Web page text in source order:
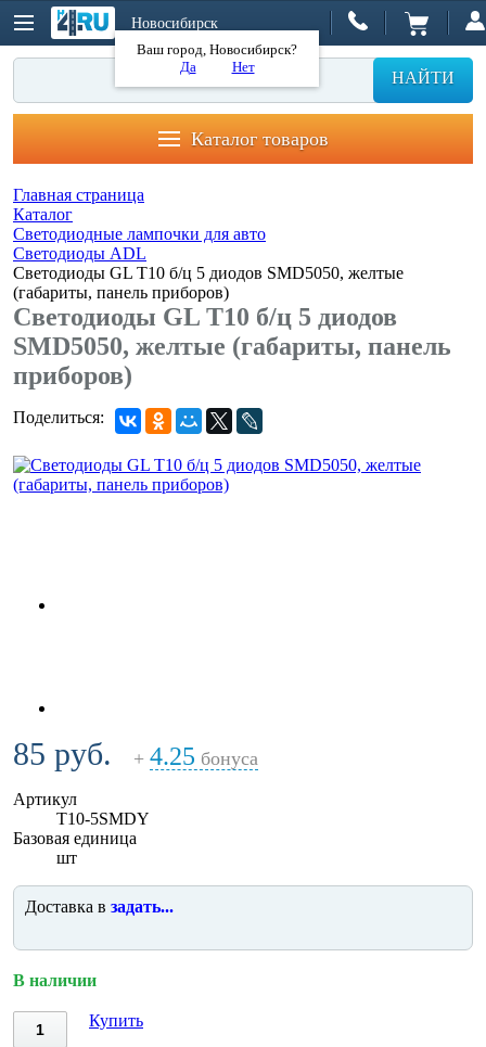
Новосибирск
Ваш город, Новосибирск?
Да
Нет
НАЙТИ
Каталог товаров
Главная страница
Каталог
Светодиодные лампочки для авто
Светодиоды ADL
Светодиоды GL T10 б/ц 5 диодов SMD5050, желтые
(габариты, панель приборов)
Светодиоды GL T10 б/ц 5 диодов
SMD5050, желтые (габариты, панель
приборов)
Поделиться:
85 руб. + 4.25 бонуса
Артикул
T10-5SMDY
Базовая единица
шт
Доставка в задать...
В наличии
Купить